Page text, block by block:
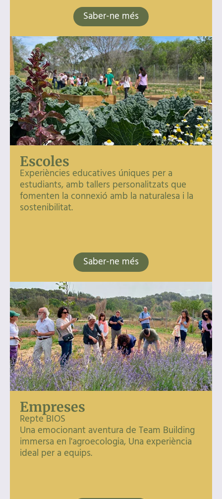
Saber-ne més
Escoles
Experiències educatives úniques per a
estudiants, amb tallers personalitzats que
fomenten la connexió amb la naturalesa i la
sostenibilitat.
Saber-ne més
Empreses
Repte BIOS
Una emocionant aventura de Team Building
immersa en l'agroecologia, Una experiència
ideal per a equips.